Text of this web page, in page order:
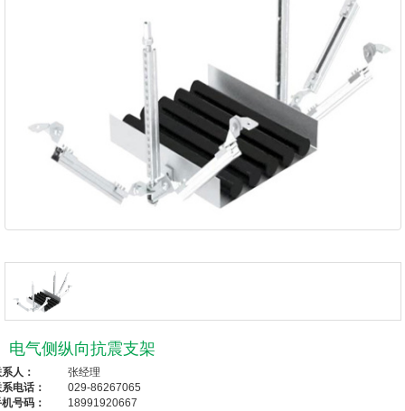
电气侧纵向抗震支架
人：
张经理
电话：
029-86267065
号码：
18991920667